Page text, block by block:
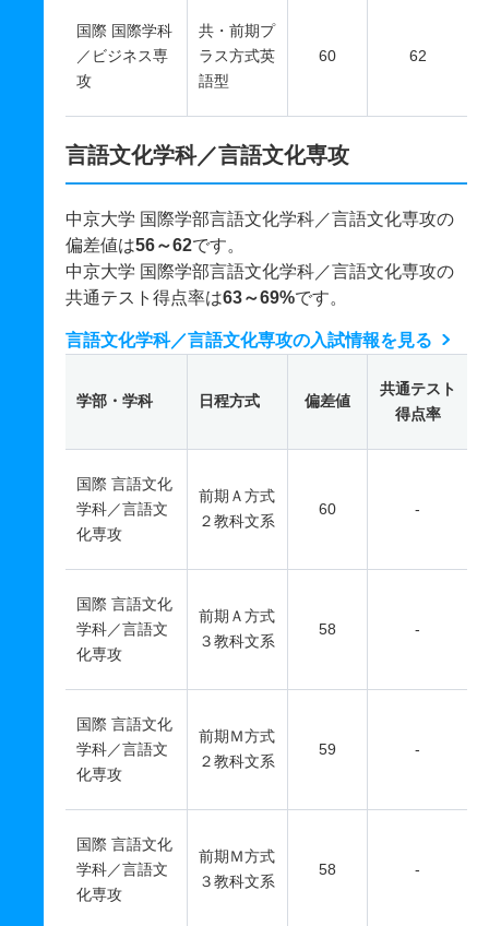
国際 国際学科
／ビジネス専
攻
共・前期プ
ラス方式英
語型
60 62
言語文化学科／言語文化専攻
中京大学 国際学部言語文化学科／言語文化専攻の
偏差値は56～62です。
中京大学 国際学部言語文化学科／言語文化専攻の
共通テスト得点率は63～69%です。
言語文化学科／言語文化専攻の入試情報を見る
学部・学科 日程方式 偏差値
共通テスト
得点率
国際 言語文化
学科／言語文
化専攻
前期Ａ方式
２教科文系
60 -
国際 言語文化
学科／言語文
化専攻
前期Ａ方式
３教科文系
58 -
国際 言語文化
学科／言語文
化専攻
前期Ｍ方式
２教科文系
59 -
国際 言語文化
学科／言語文
化専攻
前期Ｍ方式
３教科文系
58 -